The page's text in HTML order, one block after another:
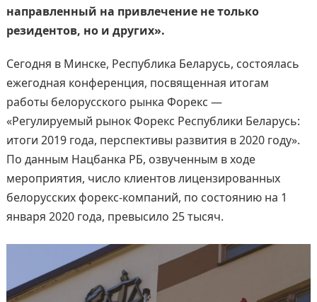
направленный на привлечение не только
резидентов, но и других».
Сегодня в Минске, Республика Беларусь, состоялась
ежегодная конференция, посвященная итогам
работы белорусского рынка Форекс —
«Регулируемый рынок Форекс Республики Беларусь:
итоги 2019 года, перспективы развития в 2020 году».
По данным Нацбанка РБ, озвученным в ходе
мероприятия, число клиентов лицензированных
белорусских форекс-компаний, по состоянию на 1
января 2020 года, превысило 25 тысяч.